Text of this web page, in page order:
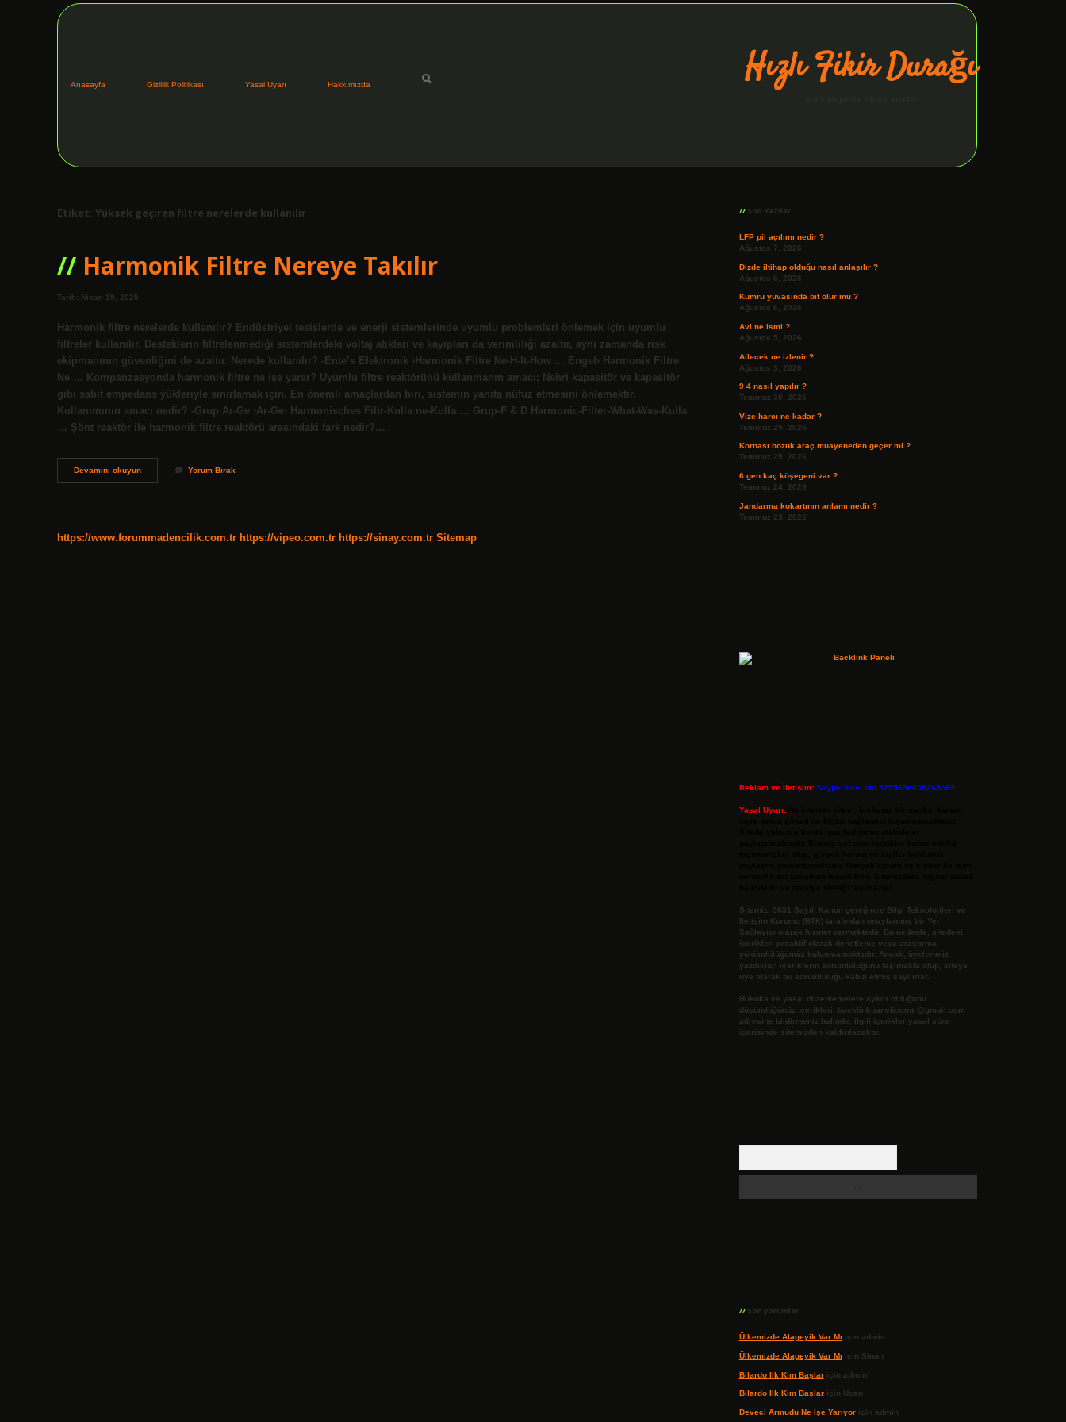
Anasayfa Gizlilik Politikası Yasal Uyarı Hakkımızda Hızlı Fikir Durağı
Etiket: Yüksek geçiren filtre nerelerde kullanılır
Harmonik Filtre Nereye Takılır
Tarih: Nisan 19, 2025
Harmonik filtre nerelerde kullanılır? Endüstriyel tesislerde ve enerji sistemlerinde uyumlu problemleri önlemek için uyumlu
filtreler kullanılır. Desteklerin filtrelenmediği sistemlerdeki voltaj atıkları ve kayıpları da verimliliği azaltır, aynı zamanda risk
ekipmanının güvenliğini de azaltır. Nerede kullanılır? -Ente’s Elektronik ›Harmonik Filtre Ne-H-It-How … Engel› Harmonik Filtre
Ne … Kompanzasyonda harmonik filtre ne işe yarar? Uyumlu filtre reaktörünü kullanmanın amacı; Nehri kapasitör ve kapasitör
gibi sabit empedans yükleriyle sınırlamak için. En önemli amaçlardan biri, sistemin yanıta nüfuz etmesini önlemektir.
Kullanımının amacı nedir? -Grup Ar-Ge ›Ar-Ge› Harmonisches Filtr-Kulla ne-Kulla … Grup-F & D Harmonic-Filter-What-Was-Kulla
… Şönt reaktör ile harmonik filtre reaktörü arasındaki fark nedir?…
Devamını okuyunHarmonik
Filtre
Yorum Bırak
https://www.forummadencilik.com.tr https://vipeo.com.tr https://sinay.com.tr Sitemap
Son Yazılar
LFP pil açılımı nedir ?
Ağustos 7, 2026
Dizde iltihap olduğu nasıl anlaşılır ?
Ağustos 6, 2026
Kumru yuvasında bit olur mu ?
Ağustos 6, 2026
Avi ne ismi ?
Ağustos 5, 2026
Ailecek ne izlenir ?
Ağustos 3, 2026
9 4 nasıl yapılır ?
Temmuz 30, 2026
Vize harcı ne kadar ?
Temmuz 29, 2026
Kornası bozuk araç muayeneden geçer mi ?
Temmuz 25, 2026
6 gen kaç köşegeni var ?
Temmuz 24, 2026
Jandarma kokartının anlamı nedir ?
Temmuz 23, 2026
Reklam ve İletişim: Skype: live:.cid.575569c608265c69
Yasal Uyarı:
Sitemiz, 5651 Sayılı Kanun gereğince Bilgi Teknolojileri ve
İletişim Kurumu (BTK) tarafından onaylanmış bir Yer
Sağlayıcı olarak hizmet vermektedir. Bu nedenle, sitedeki
içerikleri proaktif olarak denetleme veya araştırma
yükümlülüğümüz bulunmamaktadır. Ancak, üyelerimiz
yazdıkları içeriklerin sorumluluğunu taşımakta olup, siteye
üye olarak bu sorumluluğu kabul etmiş sayılırlar.
Hukuka ve yasal düzenlemelere aykırı olduğunu
düşündüğünüz içerikleri,
backlinkpanelicomtr@gmail.com
adresine bildirmeniz halinde, ilgili içerikler yasal süre
içerisinde sitemizden kaldırılacaktır.
Son yorumlar
Ülkemizde Alageyik Var Mı için admin
Ülkemizde Alageyik Var Mı için Sinan
Bilardo Ilk Kim Başlariçin admin
Bilardo Ilk Kim Başlariçin Uçan
Deveci Armudu Ne Işe Yarıyoriçin admin